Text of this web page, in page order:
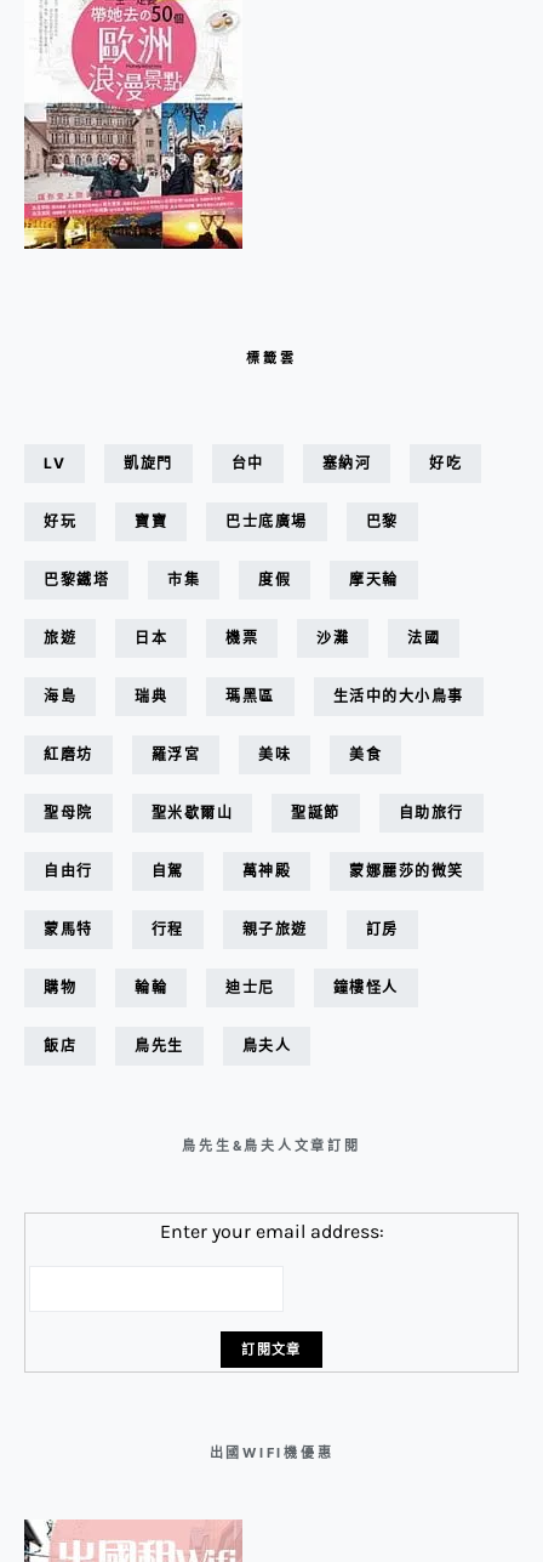
標籤雲
LV 凱旋門 台中 塞納河 好吃
好玩 寶寶 巴士底廣場 巴黎
巴黎鐵塔 市集 度假 摩天輪
旅遊 日本 機票 沙灘 法國
海島 瑞典 瑪黑區 生活中的大小鳥事
紅磨坊 羅浮宮 美味 美食
聖母院 聖米歇爾山 聖誕節 自助旅行
自由行 自駕 萬神殿 蒙娜麗莎的微笑
蒙馬特 行程 親子旅遊 訂房
購物 輪輪 迪士尼 鐘樓怪人
飯店 鳥先生 鳥夫人
鳥先生&鳥夫人文章訂閱
Enter your email address:
出國WIFI機優惠